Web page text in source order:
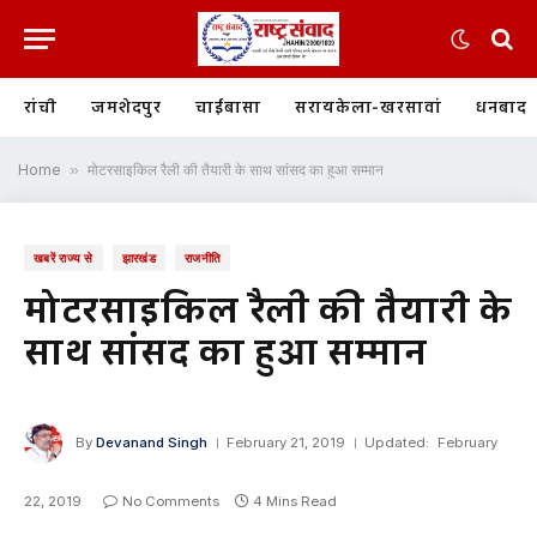
रांची जमशेदपुर चाईबासा सरायकेला-खरसावां धनबाद
Home » मोटरसाइकिल रैली की तैयारी के साथ सांसद का हुआ सम्मान
खबरें राज्य से झारखंड राजनीति
मोटरसाइकिल रैली की तैयारी के
साथ सांसद का हुआ सम्मान
By Devanand Singh February 21, 2019 Updated: February
22, 2019 No Comments 4 Mins Read